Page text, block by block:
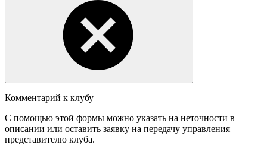
Комментарий к клубу
С помощью этой формы можно указать на неточности в
описании или оставить заявку на передачу управления
представителю клуба.